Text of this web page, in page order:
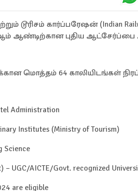
டூரிசம் கார்ப்பரேஷன் (Indian
ஆண்டிற்கான புதிய ஆட்சேர்ப்பை
மொத்தம் 64 காலியிடங்கள்
Administration
Institutes (Ministry of Tourism)
Science
– UGC/AICTE/Govt. recognized
are eligible